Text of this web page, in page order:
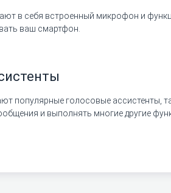
в себя встроенный микрофон и
ваш смартфон.
популярные голосовые ассистенты,
и выполнять многие другие